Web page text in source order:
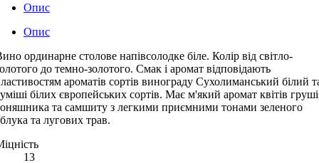
Опис
Опис
ординарне столове напівсолодке біле. Колір від світло-
до темно-золотого. Смак і аромат відповідають
ароматів сортів винограду Сухолиманський білий
білих європейських сортів. Має м'який аромат квітів
та самшиту з легкими приємними тонами зеленого
та лугових трав.
13